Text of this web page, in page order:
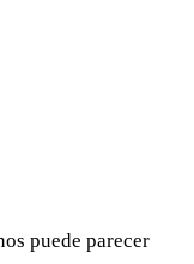
puede parecer